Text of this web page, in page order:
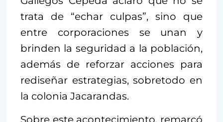
trata de “echar culpas”, sino que
entre corporaciones se unan y
brinden la seguridad a la población,
además de reforzar acciones para
rediseñar estrategias, sobretodo en
la colonia Jacarandas.
Sobre este acontecimiento, remarcó